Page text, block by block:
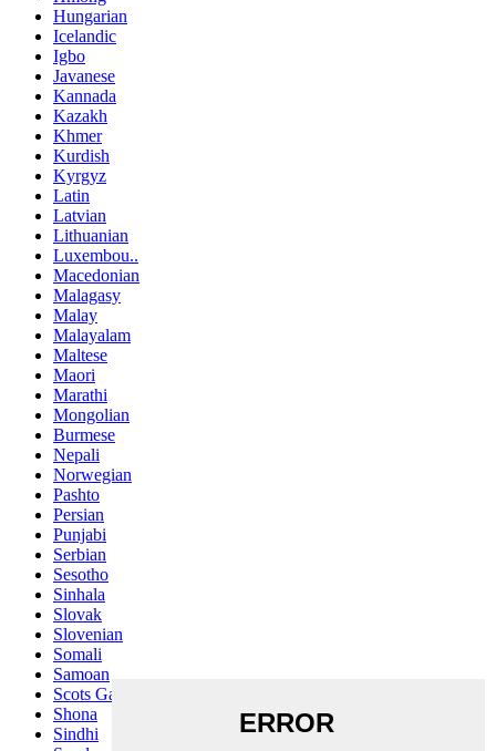
Hungarian
Icelandic
Igbo
Javanese
Kannada
Kazakh
Khmer
Kurdish
Kyrgyz
Latin
Latvian
Lithuanian
Luxembou..
Macedonian
Malagasy
Malay
Malayalam
Maltese
Maori
Marathi
Mongolian
Burmese
Nepali
Norwegian
Pashto
Persian
Punjabi
Serbian
Sesotho
Sinhala
Slovak
Slovenian
Somali
Samoan
Scots Gaelic
Shona
Sindhi